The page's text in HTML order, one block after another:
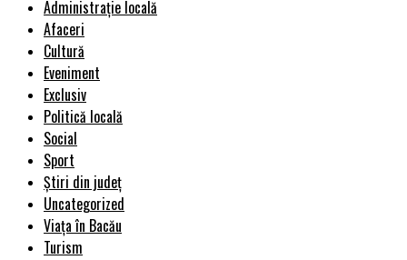
Administrație locală
Afaceri
Cultură
Eveniment
Exclusiv
Politică locală
Social
Sport
Știri din județ
Uncategorized
Viața în Bacău
Turism